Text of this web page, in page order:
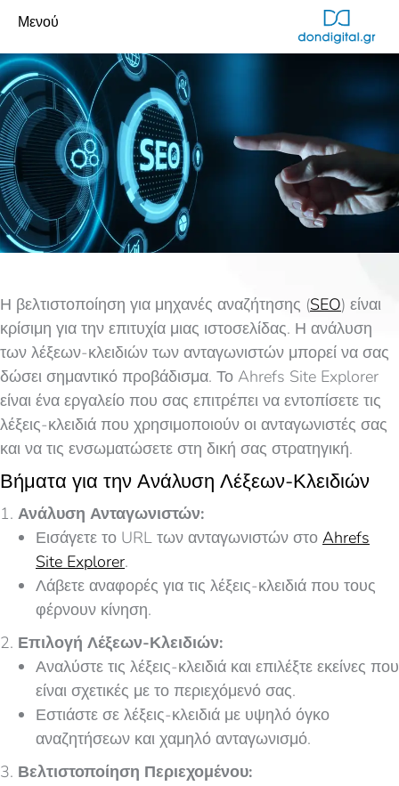
Μενού
Η βελτιστοποίηση για μηχανές αναζήτησης (SEO) είναι
κρίσιμη για την επιτυχία μιας ιστοσελίδας. Η ανάλυση
των λέξεων-κλειδιών των ανταγωνιστών μπορεί να σας
δώσει σημαντικό προβάδισμα. Το Ahrefs Site Explorer
είναι ένα εργαλείο που σας επιτρέπει να εντοπίσετε τις
λέξεις-κλειδιά που χρησιμοποιούν οι ανταγωνιστές σας
και να τις ενσωματώσετε στη δική σας στρατηγική.
Βήματα για την Ανάλυση Λέξεων-Κλειδιών
Ανάλυση Ανταγωνιστών:
Εισάγετε το URL των ανταγωνιστών στο Ahrefs
Site Explorer.
Λάβετε αναφορές για τις λέξεις-κλειδιά που τους
φέρνουν κίνηση.
Επιλογή Λέξεων-Κλειδιών:
Αναλύστε τις λέξεις-κλειδιά και επιλέξτε εκείνες που
είναι σχετικές με το περιεχόμενό σας.
Εστιάστε σε λέξεις-κλειδιά με υψηλό όγκο
αναζητήσεων και χαμηλό ανταγωνισμό.
Βελτιστοποίηση Περιεχομένου: